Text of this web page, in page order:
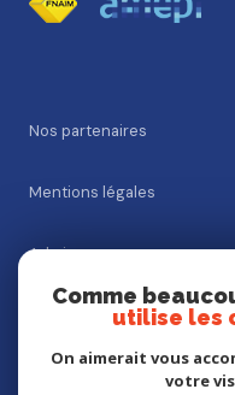
Nos partenaires
Mentions légales
Admin
Nos honoraires
Comme
utilise les
On aimerait vous
votre